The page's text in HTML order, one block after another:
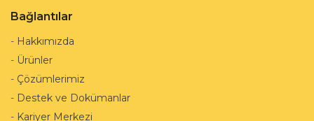
Bağlantılar
- Hakkımızda
- Ürünler
- Çözümlerimiz
- Destek ve Dokümanlar
- Kariyer Merkezi